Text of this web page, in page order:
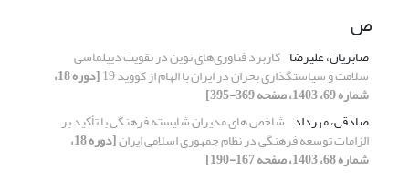
ص
صابریان، علیرضا کاربرد فناوری‌های نوین در تقویت دیپلماسی
سلامت و سیاستگذاری بحران در ایران با الهام از کووید 19 [دوره 18،
شماره 69، 1403، صفحه 369-395]
صادقی، مهرداد شاخص های مدیران شایسته فرهنگی با تأکید بر
الزامات توسعه فرهنگی در نظام جمهوری اسلامی ایران [دوره 18،
شماره 68، 1403، صفحه 167-190]